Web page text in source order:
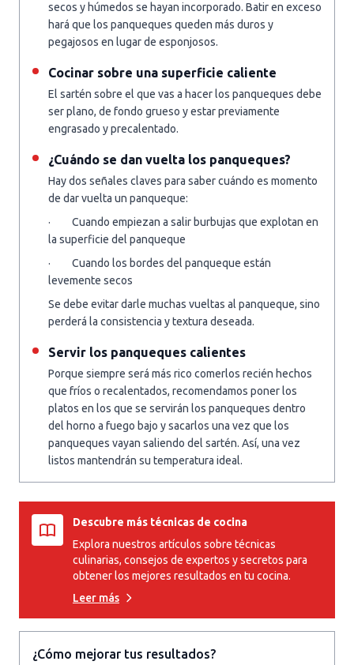
secos y húmedos se hayan incorporado. Batir en exceso
hará que los panqueques queden más duros y
pegajosos en lugar de esponjosos.
Cocinar sobre una superficie caliente
El sartén sobre el que vas a hacer los panqueques debe
ser plano, de fondo grueso y estar previamente
engrasado y precalentado.
¿Cuándo se dan vuelta los panqueques?
Hay dos señales claves para saber cuándo es momento
de dar vuelta un panqueque:
· Cuando empiezan a salir burbujas que explotan en
la superficie del panqueque
· Cuando los bordes del panqueque están
levemente secos
Se debe evitar darle muchas vueltas al panqueque, sino
perderá la consistencia y textura deseada.
Servir los panqueques calientes
Porque siempre será más rico comerlos recién hechos
que fríos o recalentados, recomendamos poner los
platos en los que se servirán los panqueques dentro
del horno a fuego bajo y sacarlos una vez que los
panqueques vayan saliendo del sartén. Así, una vez
listos mantendrán su temperatura ideal.
Descubre más técnicas de cocina
Explora nuestros artículos sobre técnicas
culinarias, consejos de expertos y secretos para
obtener los mejores resultados en tu cocina.
Leer más
¿Cómo mejorar tus resultados?